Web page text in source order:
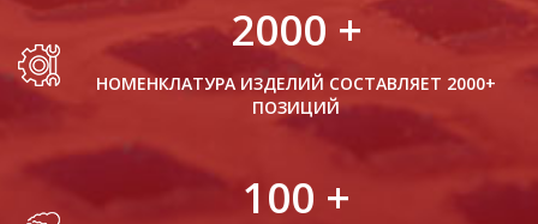
2000 +
НОМЕНКЛАТУРА ИЗДЕЛИЙ СОСТАВЛЯЕТ 2000+
ПОЗИЦИЙ
100 +